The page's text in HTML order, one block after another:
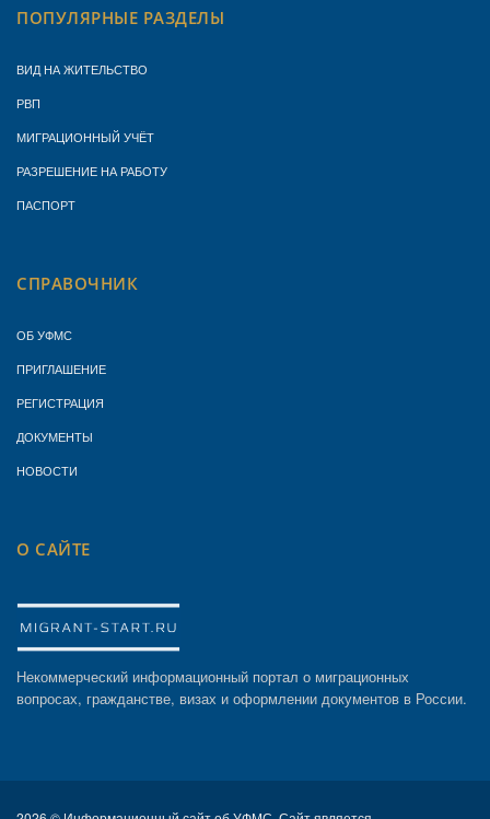
ПОПУЛЯРНЫЕ РАЗДЕЛЫ
ВИД НА ЖИТЕЛЬСТВО
РВП
МИГРАЦИОННЫЙ УЧЁТ
РАЗРЕШЕНИЕ НА РАБОТУ
ПАСПОРТ
СПРАВОЧНИК
ОБ УФМС
ПРИГЛАШЕНИЕ
РЕГИСТРАЦИЯ
ДОКУМЕНТЫ
НОВОСТИ
О САЙТЕ
Некоммерческий информационный портал о миграционных
вопросах, гражданстве, визах и оформлении документов в России.